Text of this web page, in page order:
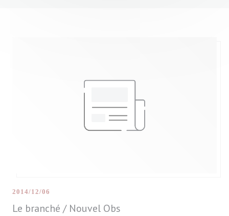
Le branché / Nouvel Obs
2014/12/06